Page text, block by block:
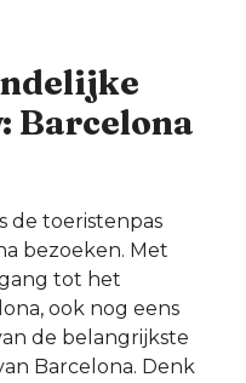
Barcelona
de toeristenpas
bezoeken. Met
tot het
ook nog eens
de belangrijkste
Barcelona. Denk